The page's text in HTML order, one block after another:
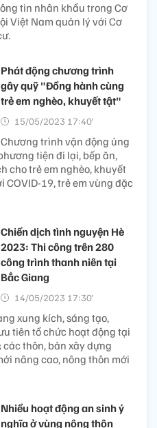
tin nhân khẩu trong Cơ
Việt Nam quản lý với Cơ
Phát động chương trình
gây quỹ "Đồng hành cùng
trẻ em nghèo, khuyết tật"
15/05/2023 17:40’
Chương trình vận động ủng
tiện đi lại, bếp ăn,
cho trẻ em nghèo, khuyết
COVID-19, trẻ em vùng đặc
Chiến dịch tình nguyện Hè
2023: Thi công trên 280
công trình thanh niên tại
Bắc Giang
14/05/2023 17:30’
xung kích, sáng tạo,
tiên tổ chức hoạt động tại
thôn, bản xây dựng
nâng cao, nông thôn mới
Nhiều hoạt động an sinh ý
nghĩa ở vùng nông thôn